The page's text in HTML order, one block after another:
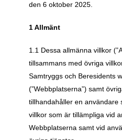
den 6 oktober 2025.
1 Allmänt
1.1 Dessa allmänna villkor
tillsammans med övriga
Samtryggs och Beresidents
(”Webbplatserna”) samt
tillhandahåller en användare
villkor som är tillämpliga vid
Webbplatserna samt vid